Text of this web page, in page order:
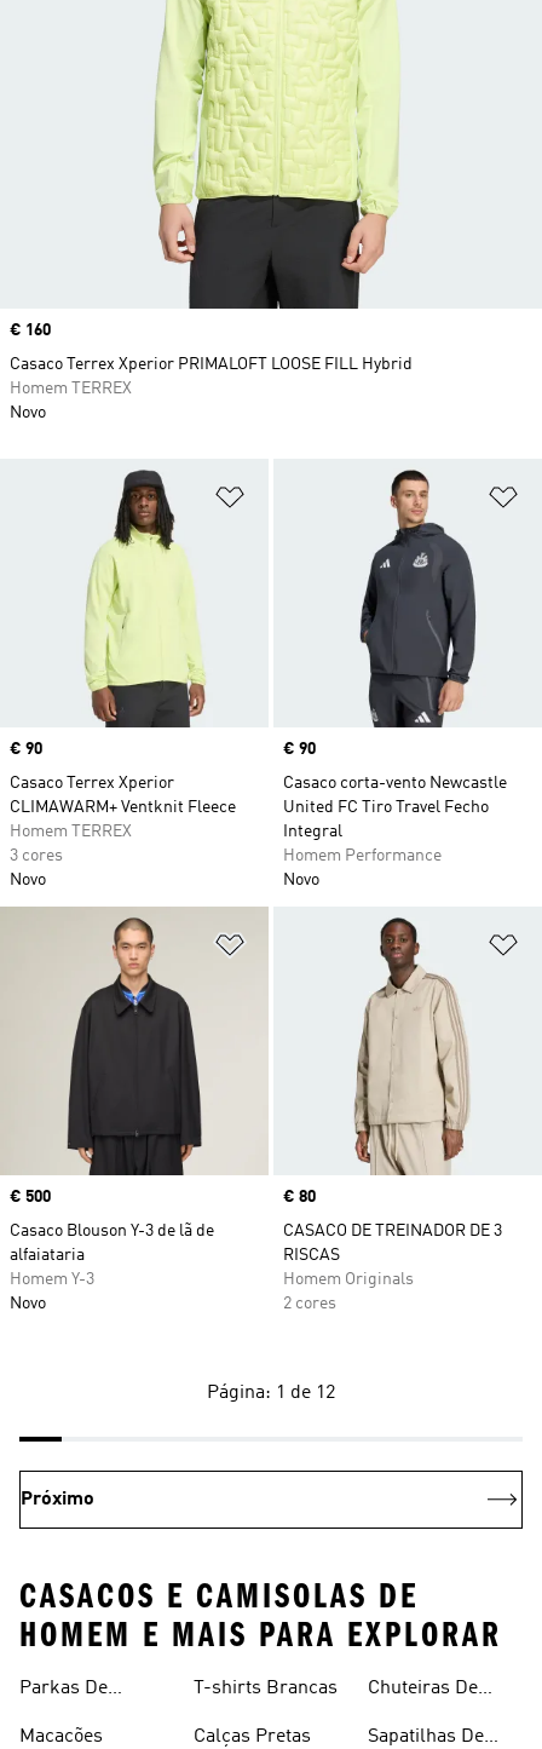
Adicionar à Lista de Desejos
Price
€ 90
Casaco Terrex Xperior
CLIMAWARM+ Ventknit Fleece
Homem TERREX
3 cores
Novo
Price
€ 90
Casaco corta-vento Newcastle
United FC Tiro Travel Fecho
Integral
Homem Performance
Novo
Adicionar à Lista de Desejos
Price
€ 500
Casaco Blouson Y-3 de lã de
alfaiataria
Homem Y-3
Novo
Price
€ 80
CASACO DE TREINADOR DE 3
RISCAS
Homem Originals
2 cores
Price
€ 160
Casaco Terrex Xperior PRIMALOFT LOOSE FILL Hybrid
Homem TERREX
Novo
Página: 1 de 12
Próximo
CASACOS E CAMISOLAS DE
HOMEM E MAIS PARA EXPLORAR
Parkas De
Macacões
T-shirts Brancas
Calças Pretas
Chuteiras De
Sapatilhas De